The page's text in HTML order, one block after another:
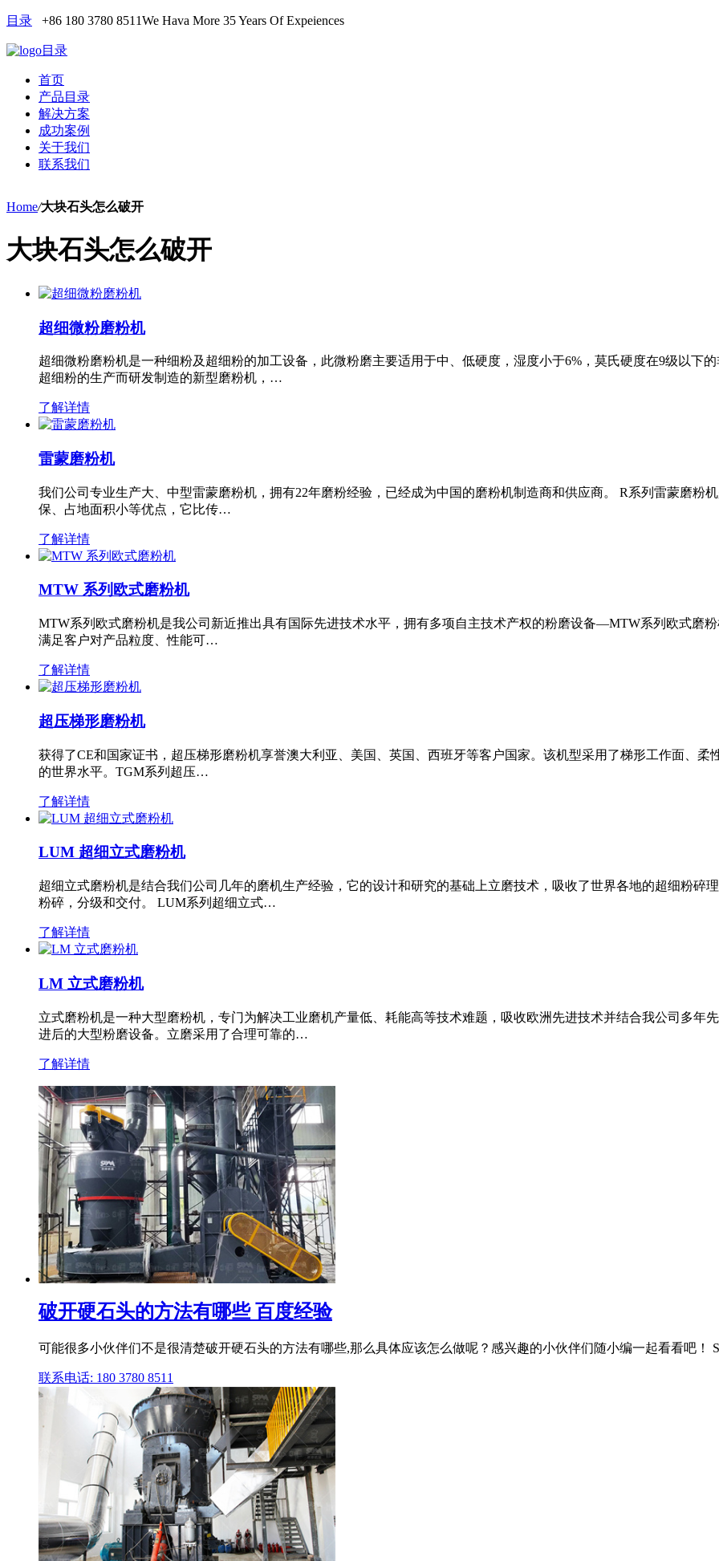
目录 +86 180 3780 8511We Hava More 35 Years Of Expeiences
目录
首页
产品目录
解决方案
成功案例
关于我们
联系我们
Home/大块石头怎么破开
大块石头怎么破开
超细微粉磨粉机
超细微粉磨粉机是一种细粉及超细粉的加工设备，此微粉磨主要适用于中、低硬度，湿度小于6%，莫氏硬度在9级以下
超细粉的生产而研发制造的新型磨粉机，…
了解详情
雷蒙磨粉机
我们公司专业生产大、中型雷蒙磨粉机，拥有22年磨粉经验，已经成为中国的磨粉机制造商和供应商。 R系列雷蒙磨粉
保、占地面积小等优点，它比传…
了解详情
MTW 系列欧式磨粉机
MTW系列欧式磨粉机是我公司新近推出具有国际先进技术水平，拥有多项自主技术产权的粉磨设备—MTW系列欧式磨
满足客户对产品粒度、性能可…
了解详情
超压梯形磨粉机
获得了CE和国家证书，超压梯形磨粉机享誉澳大利亚、美国、英国、西班牙等客户国家。该机型采用了梯形工作面、
的世界水平。TGM系列超压…
了解详情
LUM 超细立式磨粉机
超细立式磨粉机是结合我们公司几年的磨机生产经验，它的设计和研究的基础上立磨技术，吸收了世界各地的超细粉碎
粉碎，分级和交付。 LUM系列超细立式…
了解详情
LM 立式磨粉机
立式磨粉机是一种大型磨粉机，专门为解决工业磨机产量低、耗能高等技术难题，吸收欧洲先进技术并结合我公司多年
进后的大型粉磨设备。立磨采用了合理可靠的…
了解详情
破开硬石头的方法有哪些 百度经验
可能很多小伙伴们不是很清楚破开硬石头的方法有哪些,那么具体应该怎么做呢？感兴趣的小伙伴们随小编一起看看吧！
联系电话: 180 3780 8511